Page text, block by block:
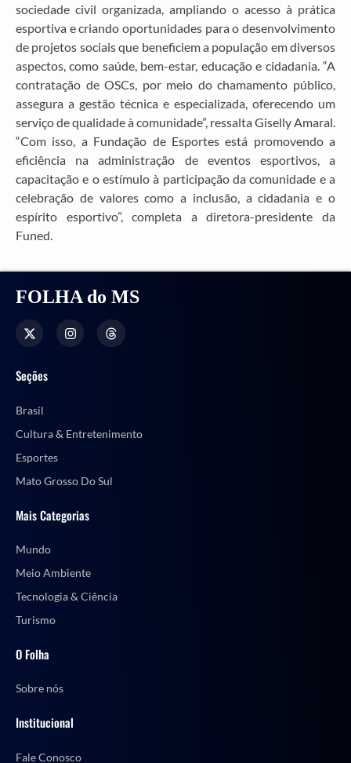
sociedade civil organizada, ampliando o acesso à prática
esportiva e criando oportunidades para o desenvolvimento
de projetos sociais que beneficiem a população em diversos
aspectos, como saúde, bem-estar, educação e cidadania. “A
contratação de OSCs, por meio do chamamento público,
assegura a gestão técnica e especializada, oferecendo um
serviço de qualidade à comunidade”, ressalta Giselly Amaral.
“Com isso, a Fundação de Esportes está promovendo a
eficiência na administração de eventos esportivos, a
capacitação e o estímulo à participação da comunidade e a
celebração de valores como a inclusão, a cidadania e o
espírito esportivo”, completa a diretora-presidente da
Funed.
FOLHA do MS
Seções
Brasil
Cultura & Entretenimento
Esportes
Mato Grosso Do Sul
Mais Categorias
Mundo
Meio Ambiente
Tecnologia & Ciência
Turismo
O Folha
Sobre nós
Institucional
Fale Conosco